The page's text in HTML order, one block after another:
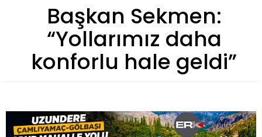
Başkan Sekmen:
“Yollarımız daha
konforlu hale geldi”